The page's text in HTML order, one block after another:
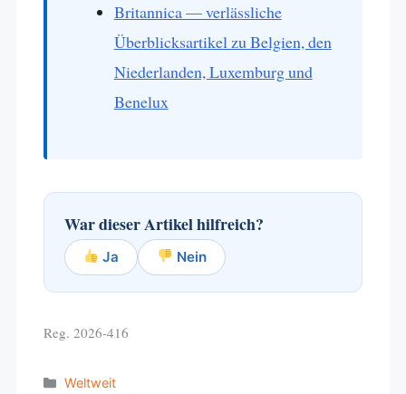
Britannica — verlässliche
Überblicksartikel zu Belgien, den
Niederlanden, Luxemburg und
Benelux
War dieser Artikel hilfreich?
Ja Nein
Reg. 2026-416
Categories
Weltweit